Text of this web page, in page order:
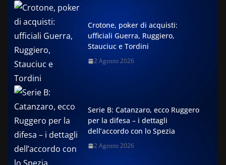
Crotone, poker di acquisti:
ufficiali Guerra, Ruggiero,
Stauciuc e Tordini
2 Agosto 2026
Serie B: Catanzaro, ecco Ruggero
per la difesa – i dettagli
dell’accordo con lo Spezia
2 Agosto 2026